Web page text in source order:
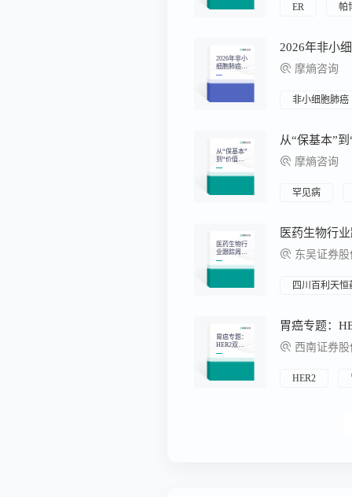
ER 帕
2026年非小
细胞肺癌流
行病学趋势
及热门靶点
摩熵咨询
非小细胞肺癌
从“保基本”
到“价值购
买”：中国
医保改革如
摩熵咨询
罕见病
医药生物行
业跟踪周
报：全球A
DC龙头进入
东吴证券
四川百利天
胃癌专题：
HER2双
抗、ADC大
放异彩，CL
西南证券
HER2